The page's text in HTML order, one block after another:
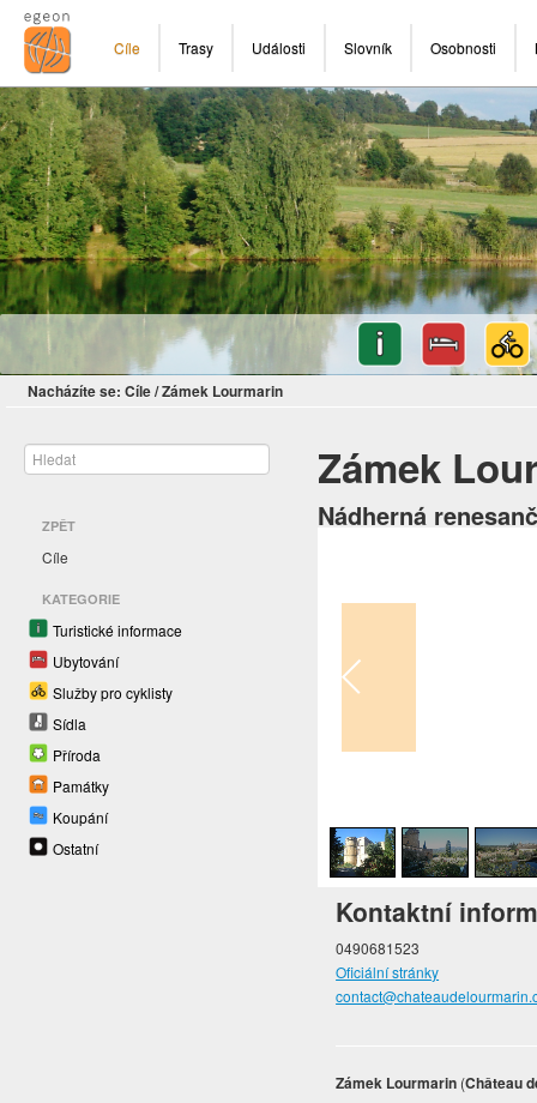
Cíle Trasy Události Slovník Osobnosti
Nacházíte se: Cíle/Zámek Lourmarin
ZPĚT
Cíle
KATEGORIE
Turistické informace
Ubytování
Služby pro cyklisty
Sídla
Příroda
Památky
Koupání
Ostatní
Zámek
Nádherná
Kontaktní
0490681523
Oficiální stránky
Zámek Lourmarin (Château